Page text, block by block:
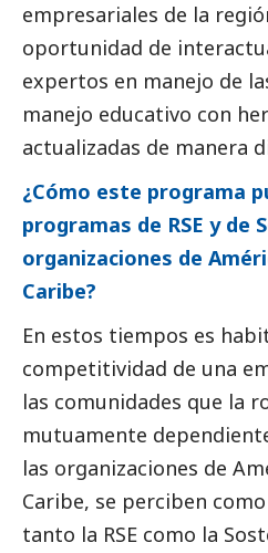
empresariales de la
oportunidad de
expertos en manejo de
manejo educativo con
actualizadas de manera
¿Cómo este programa
programas de RSE y de
organizaciones de
Caribe?
En estos tiempos es
competitividad de una
las comunidades que la
mutuamente
las organizaciones de
Caribe, se perciben
tanto la RSE como la